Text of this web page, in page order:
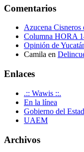
Comentarios
Azucena
Columna HORA
Opinión de
Camila en
Enlaces
.:: Wawis ::.
En la línea
Gobierno del
UAEM
Archivos